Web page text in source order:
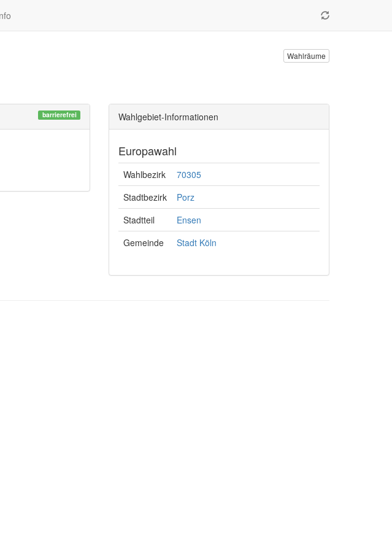
Wahlräume
barrierefrei Wahlgebiet-Informationen
Europawahl
Wahlbezirk
70305
Stadtbezirk
Porz
Stadtteil
Ensen
Gemeinde
Stadt Köln